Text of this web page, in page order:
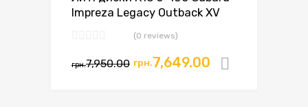
Impreza Legacy Outback XV
(0 reviews)
грн.7,950.00 Оригінальна
грн.7,649.00 Поточна